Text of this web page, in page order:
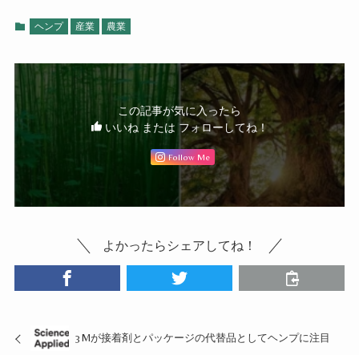
ヘンプ 産業 農業
この記事が気に入ったら
いいね または フォローしてね！
Follow Me
よかったらシェアしてね！
3Mが接着剤とパッケージの代替品としてヘンプに注目